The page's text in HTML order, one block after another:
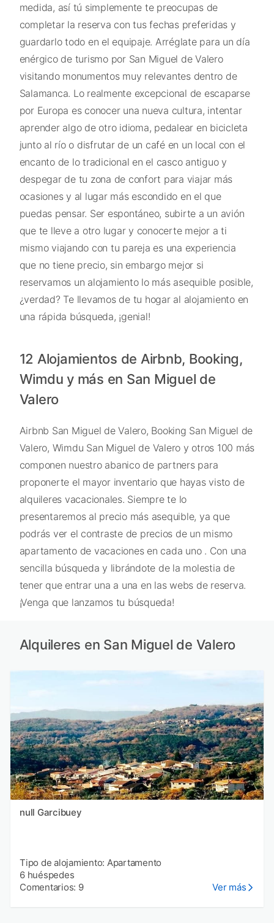
medida, así tú simplemente te preocupas de
completar la reserva con tus fechas preferidas y
guardarlo todo en el equipaje. Arréglate para un día
enérgico de turismo por San Miguel de Valero
visitando monumentos muy relevantes dentro de
Salamanca. Lo realmente excepcional de escaparse
por Europa es conocer una nueva cultura, intentar
aprender algo de otro idioma, pedalear en bicicleta
junto al río o disfrutar de un café en un local con el
encanto de lo tradicional en el casco antiguo y
despegar de tu zona de confort para viajar más
ocasiones y al lugar más escondido en el que
puedas pensar. Ser espontáneo, subirte a un avión
que te lleve a otro lugar y conocerte mejor a ti
mismo viajando con tu pareja es una experiencia
que no tiene precio, sin embargo mejor si
reservamos un alojamiento lo más asequible posible,
¿verdad? Te llevamos de tu hogar al alojamiento en
una rápida búsqueda, ¡genial!
12 Alojamientos de Airbnb, Booking,
Wimdu y más en San Miguel de
Valero
Airbnb San Miguel de Valero, Booking San Miguel de
Valero, Wimdu San Miguel de Valero y otros 100 más
componen nuestro abanico de partners para
proponerte el mayor inventario que hayas visto de
alquileres vacacionales. Siempre te lo
presentaremos al precio más asequible, ya que
podrás ver el contraste de precios de un mismo
apartamento de vacaciones en cada uno . Con una
sencilla búsqueda y librándote de la molestia de
tener que entrar una a una en las webs de reserva.
¡Venga que lanzamos tu búsqueda!
Alquileres en San Miguel de Valero
null Garcibuey
Tipo de alojamiento: Apartamento
6 huéspedes
Comentarios: 9
Ver más